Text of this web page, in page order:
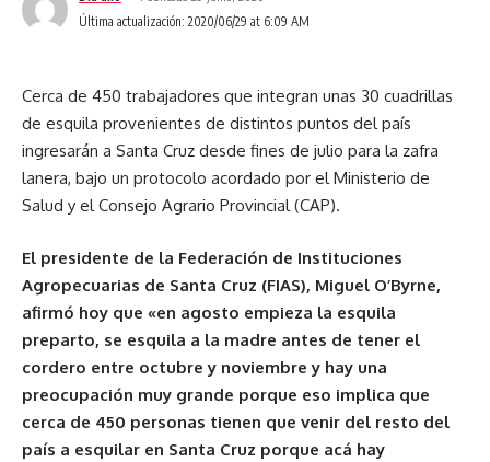
Última actualización: 2020/06/29 at 6:09 AM
Cerca de 450 trabajadores que integran unas 30 cuadrillas
de esquila provenientes de distintos puntos del país
ingresarán a Santa Cruz desde fines de julio para la zafra
lanera, bajo un protocolo acordado por el Ministerio de
Salud y el Consejo Agrario Provincial (CAP).
El presidente de la Federación de Instituciones
Agropecuarias de Santa Cruz (FIAS), Miguel O’Byrne,
afirmó hoy que «en agosto empieza la esquila
preparto, se esquila a la madre antes de tener el
cordero entre octubre y noviembre y hay una
preocupación muy grande porque eso implica que
cerca de 450 personas tienen que venir del resto del
país a esquilar en Santa Cruz porque acá hay